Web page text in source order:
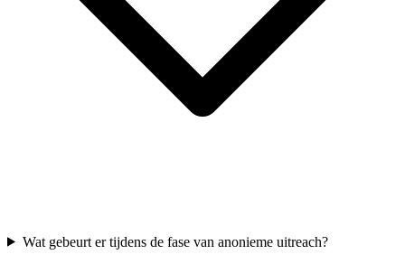
Wat gebeurt er tijdens de fase van anonieme uitreach?